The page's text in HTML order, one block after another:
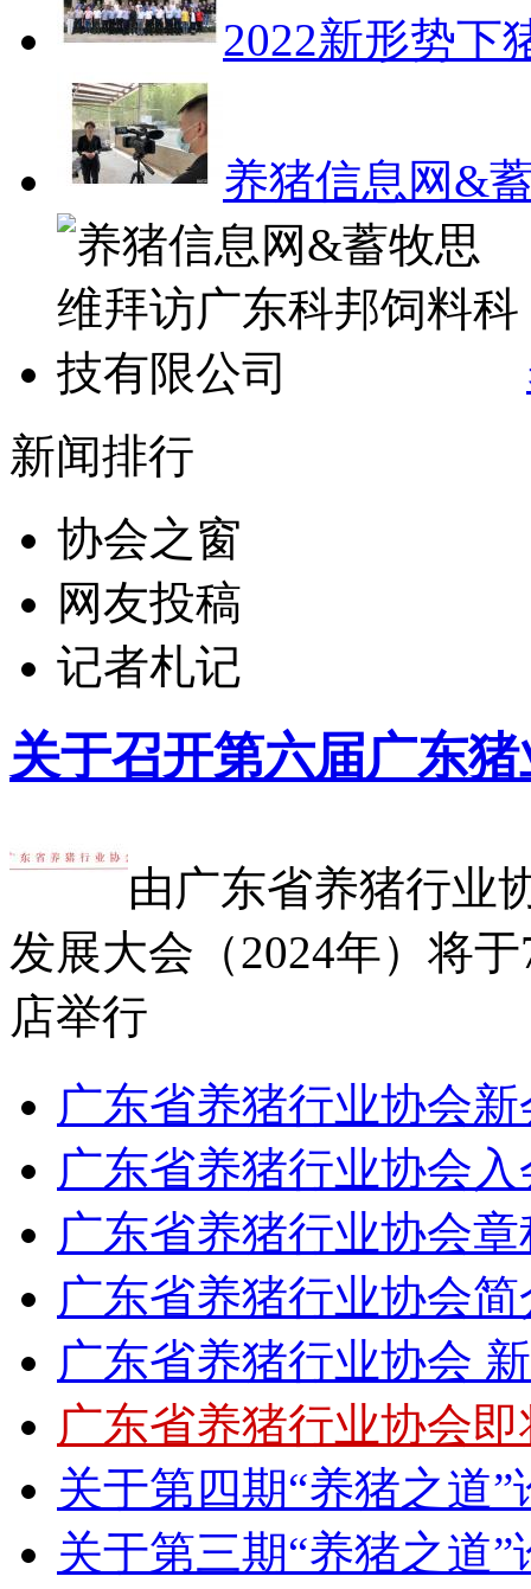
2022新形势下
养猪信息网&
新闻排行
协会之窗
网友投稿
记者札记
关于召开第六届广东
由广东省养猪行业
发展大会（2024年）将
店举行
广东省养猪行业协会
广东省养猪行业协会
广东省养猪行业协会章
广东省养猪行业协会简
广东省养猪行业协会
广东省养猪行业协会
关于第四期“养猪之道
关于第三期“养猪之道